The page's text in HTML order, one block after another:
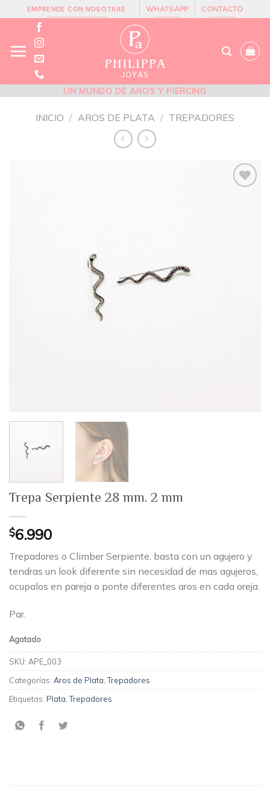
content
EMPRENDE CON NOSOTRAS WHATSAPP CONTACTO
UN MUNDO DE AROS Y PIERCING
INICIO / AROS DE PLATA / TREPADORES
Trepa Serpiente 28 mm. 2 mm
$6.990
Trepadores o Climber Serpiente, basta con un agujero y
tendras un look diferente sin necesidad de mas agujeros,
ocupalos en pareja o ponte diferentes aros en cada oreja.
Par.
Agotado
SKU: APE_003
Categorías: Aros de Plata ,Trepadores
Etiquetas: Plata ,Trepadores